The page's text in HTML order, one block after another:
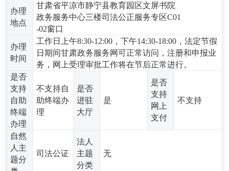
办理
地点
甘肃省平凉市静宁县教育园区文屏书院
政务服务中心三楼司法公正服务专区C01
-02窗口
办理
时间
工作日上午8:30-12:00，下午14:30-18:00，法定节假
日期间甘肃政务服务网可正常访问，注册和申报业
务，网上受理审批工作将在节后正常进行。
是否
支持
自助
终端
办理
不支持自
助终端办
理
是否
进驻
大厅
是
是否
支持
网上
支付
不支持
自然
人主
题分
司法公证
法人
主题
分类
无